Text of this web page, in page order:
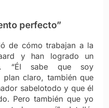
perfecto”
de cómo trabajan a la
y han logrado un
“Él sabe que soy
claro, también que
sabelotodo y que él
Pero también que yo